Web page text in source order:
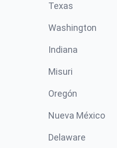
Texas
Washington
Indiana
Misuri
Oregón
Nueva México
Delaware